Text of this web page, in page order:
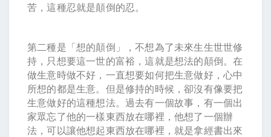
苦，這種忍就是顛倒的忍。
第二種是「想的顛倒」，不想為了未來生生世世修
持，只想要這一世的富裕，這就是想法的顛倒。在
做生意時做不好，一直想要如何把生意做好，心中
所想的都是生意。但是修持的時候，卻沒有像要把
生意做好的這種想法。過去有一個故事，有一個出
家眾忘了他的一樣東西放在哪裡，他想了一個辦
法，可以讓他想起東西放在哪裡，就是拿經書出來